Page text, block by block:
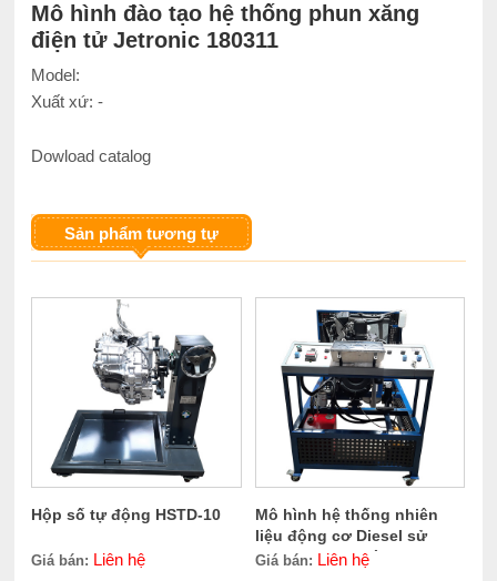
Mô hình đào tạo hệ thống phun xăng
điện tử Jetronic 180311
Model:
Xuất xứ: -
Dowload catalog
Sản phẩm tương tự
Hộp số tự động HSTD-10
Giá bán: Liên hệ
Mô hình hệ thống nhiên
liệu động cơ Diesel sử
dụng bơm cao áp VE
Giá bán: Liên hệ